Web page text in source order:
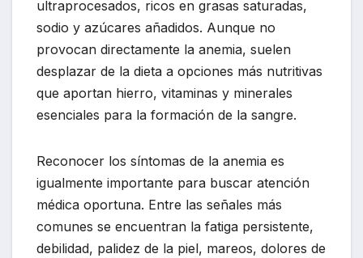
ultraprocesados, ricos en grasas saturadas,
sodio y azúcares añadidos. Aunque no
provocan directamente la anemia, suelen
desplazar de la dieta a opciones más nutritivas
que aportan hierro, vitaminas y minerales
esenciales para la formación de la sangre.
Reconocer los síntomas de la anemia es
igualmente importante para buscar atención
médica oportuna. Entre las señales más
comunes se encuentran la fatiga persistente,
debilidad, palidez de la piel, mareos, dolores de